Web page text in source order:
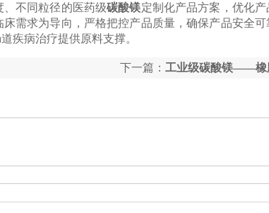
不同粒径的医药级碳酸镁定制化产品方案，优化
需求为导向，严格把控产品质量，确保产品安全可
疾病治疗提供原料支撑。
下一篇： 工业级碳酸镁——橡